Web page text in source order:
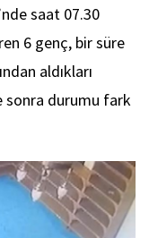
saat 07.30
6 genç, bir süre
aldıkları
sonra durumu fark